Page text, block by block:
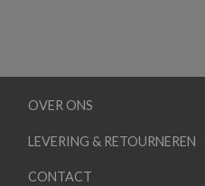
OVER ONS
LEVERING & RETOURNEREN
CONTACT